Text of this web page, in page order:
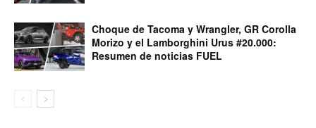
Choque de Tacoma y Wrangler, GR Corolla
Morizo y el Lamborghini Urus #20.000:
Resumen de noticias FUEL